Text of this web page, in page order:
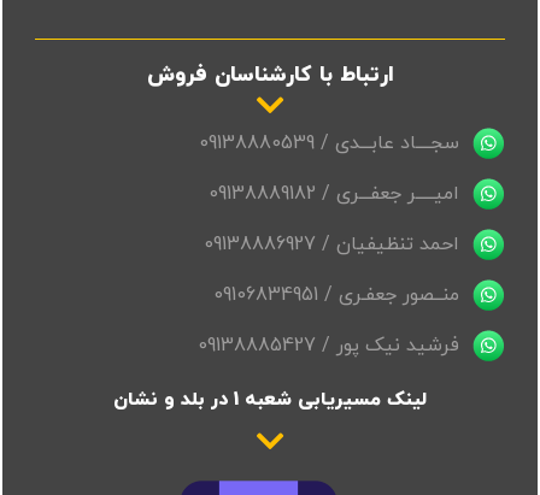
ارتباط با کارشناسان فروش
سجــــاد عابـــدی / 09138880539
امیـــــر جعفـــری / 09138889182
احمد تنظیفیان / 09138886927
منــصور جعفـری / 09106834951
فرشید نیک پور / 09138885427
لینک مسیریابی شعبه 1 در بلد و نشان